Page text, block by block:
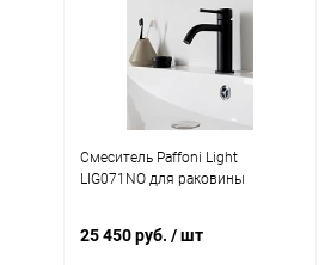
Смеситель Paffoni Light
LIG071NO для раковины
25 450 руб. / шт